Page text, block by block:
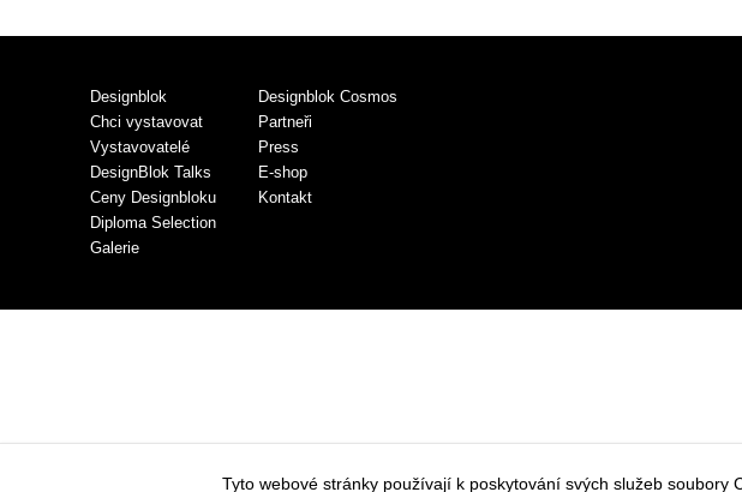
Designblok
Chci vystavovat
Vystavovatelé
DesignBlok Talks
Ceny Designbloku
Diploma Selection
Galerie
Designblok Cosmos
Partneři
Press
E-shop
Kontakt
Tyto webové stránky používají k poskytování svých služeb